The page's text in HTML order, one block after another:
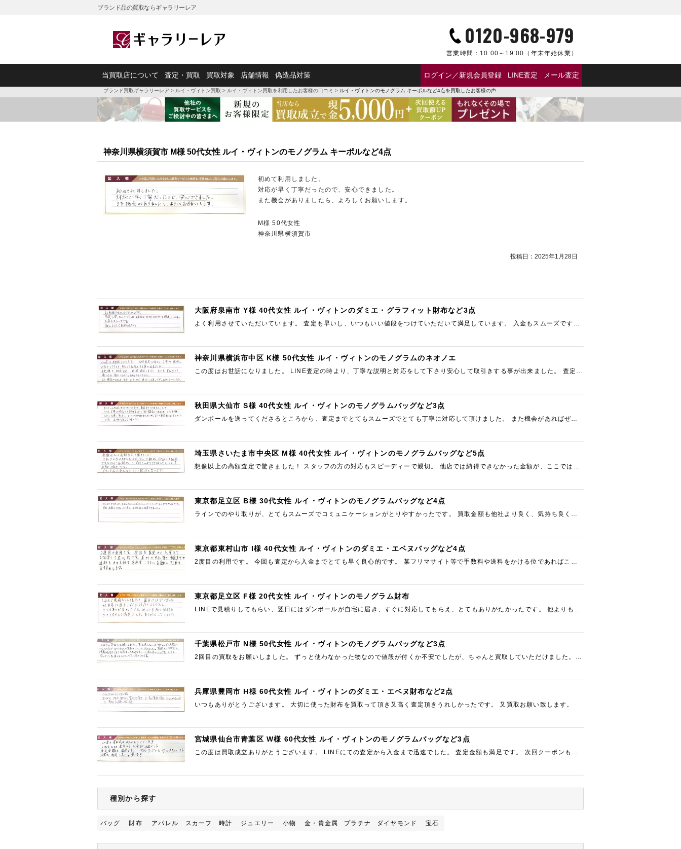
ブランド品の買取ならギャラリーレア
0120-968-979
営業時間： 10:00～19:00 （年末年始休業）
当買取店について 査定・買取 買取対象 店舗情報 偽造品対策 ログイン／新規会員登録 LINE査定 メール査定
ブランド買取ギャラリーレア > ルイ・ヴィトン買取 > ルイ・ヴィトン買取を利用したお客様の口コミ > ルイ・ヴィトンのモノグラム キーポルなど4点を買取したお客様の声
神奈川県横須賀市 M様 50代女性 ルイ・ヴィトンのモノグラム キーポルなど4点
初めて利用しました。
対応が早く丁寧だったので、安心できました。
また機会がありましたら、よろしくお願いします。
M様 50代女性
神奈川県横須賀市
投稿日： 2025年1月28日
大阪府泉南市 Y様 40代女性 ルイ・ヴィトンのダミエ・グラフィット財布など3点
よく利用させていただいています。 査定も早いし、いつもいい値段をつけていただいて満足しています。 入金もスムーズです。
神奈川県横浜市中区 K様 50代女性 ルイ・ヴィトンのモノグラムのネオノエ
この度はお世話になりました。 LINE査定の時より、丁寧な説明と対応をして下さり安心して取引きする事が出来ました。 査定額
秋田県大仙市 S様 40代女性 ルイ・ヴィトンのモノグラムバッグなど3点
ダンボールを送ってくださるところから、査定までとてもスムーズでとても丁寧に対応して頂けました。 また機会があればぜひ
埼玉県さいたま市中央区 M様 40代女性 ルイ・ヴィトンのモノグラムバッグなど5点
想像以上の高額査定で驚きました！ スタッフの方の対応もスピーディーで親切。 他店では納得できなかった金額が、ここではし
東京都足立区 B様 30代女性 ルイ・ヴィトンのモノグラムバッグなど4点
ラインでのやり取りが、とてもスムーズでコミュニケーションがとりやすかったです。 買取金額も他社より良く、気持ち良く利
東京都東村山市 I様 40代女性 ルイ・ヴィトンのダミエ・エベヌバッグなど4点
2度目の利用です。 今回も査定から入金までとても早く良心的です。 某フリマサイト等で手数料や送料をかける位であればこち
東京都足立区 F様 20代女性 ルイ・ヴィトンのモノグラム財布
LINEで見積りしてもらい、翌日にはダンボールが自宅に届き、すぐに対応してもらえ、とてもありがたかったです。 他よりも高
千葉県松戸市 N様 50代女性 ルイ・ヴィトンのモノグラムバッグなど3点
2回目の買取をお願いしました。 ずっと使わなかった物なので値段が付くか不安でしたが、ちゃんと買取していただけました。
兵庫県豊岡市 H様 60代女性 ルイ・ヴィトンのダミエ・エベヌ財布など2点
いつもありがとうございます。 大切に使った財布を買取って頂き又高く査定頂きうれしかったです。 又買取お願い致します。
宮城県仙台市青葉区 W様 60代女性 ルイ・ヴィトンのモノグラムバッグなど3点
この度は買取成立ありがとうございます。 LINEにての査定から入金まで迅速でした。 査定金額も満足です。 次回クーポンも付
種別から探す
バッグ 財布 アパレル スカーフ 時計 ジュエリー 小物 金・貴金属 プラチナ ダイヤモンド 宝石